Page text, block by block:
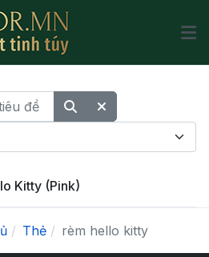
đề
Kitty (Pink)
Thẻ rèm hello kitty